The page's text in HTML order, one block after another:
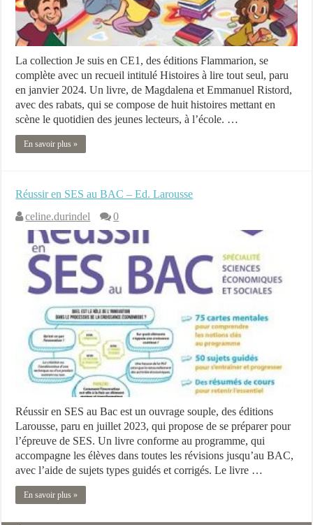
La collection Je suis en CE1, des éditions Flammarion, se
complète avec un recueil intitulé Histoires à lire tout seul, paru
en janvier 2024. Un livre, de Magdalena et Emmanuel Ristord,
avec des rabats, qui se compose de huit histoires mettant en
scène le quotidien des jeunes lecteurs, à l’école. …
En savoir plus »
Réussir en SES au BAC – Ed. Larousse
celine.durindel
0
Réussir en SES au Bac est un ouvrage souple, des éditions
Larousse, paru en juillet 2023, qui propose de se préparer pour
l’épreuve de SES. Un livre conforme au programme, qui
accompagne les élèves dans toutes les révisions jusqu’au BAC,
avec l’aide de sujets types guidés et corrigés. Le livre …
En savoir plus »